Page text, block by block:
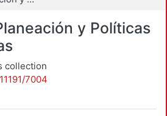
y Políticas
collection
7004